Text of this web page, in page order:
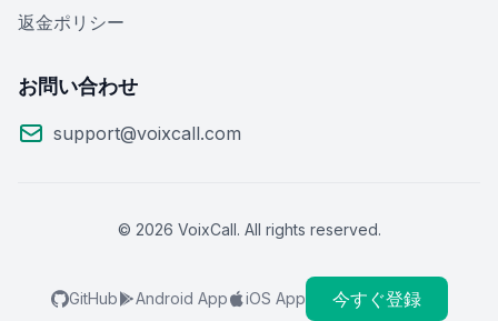
返金ポリシー
お問い合わせ
support@voixcall.com
© 2026 VoixCall. All rights reserved.
GitHub Android App iOS App 今すぐ登録